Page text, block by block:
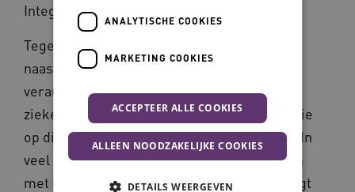
Integraal Zorgakkoord.
Tegelijkertijd blijkt uit de enquête dat
naastenparticipatie vaak nog niet stevig is
verankerd. Slechts een deel van de
ziekenhuizen heeft een ziekenhuisbrede visie
op dit thema of werkt daar momenteel aan. In
veel organisaties gebeurt het samenwerken
met naasten nog vooral projectmatig of hangt
ANALYTISCHE COOKIES
MARKETING COOKIES
ACCEPTEER ALLE COOKIES
ALLEEN NOODZAKELIJKE COOKIES
DETAILS WEERGEVEN